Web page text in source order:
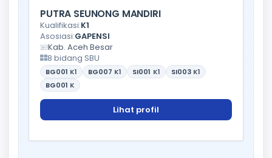
PUTRA SEUNONG MANDIRI
Kualifikasi:K1
Asosiasi:GAPENSI
Kab. Aceh Besar
8 bidang SBU
BG001 K1 BG007 K1 SI001 K1 SI003 K1
BG001 K
Lihat profil